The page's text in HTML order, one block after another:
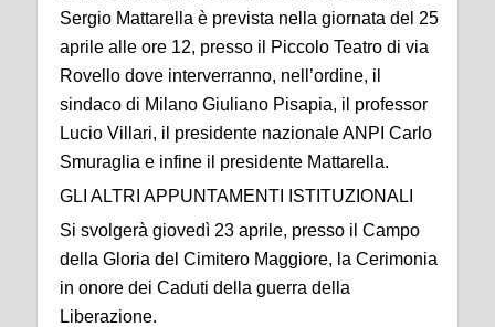
Sergio Mattarella è prevista nella giornata del 25
aprile alle ore 12, presso il Piccolo Teatro di via
Rovello dove interverranno, nell’ordine, il
sindaco di Milano Giuliano Pisapia, il professor
Lucio Villari, il presidente nazionale ANPI Carlo
Smuraglia e infine il presidente Mattarella.
GLI ALTRI APPUNTAMENTI ISTITUZIONALI
Si svolgerà giovedì 23 aprile, presso il Campo
della Gloria del Cimitero Maggiore, la Cerimonia
in onore dei Caduti della guerra della
Liberazione.